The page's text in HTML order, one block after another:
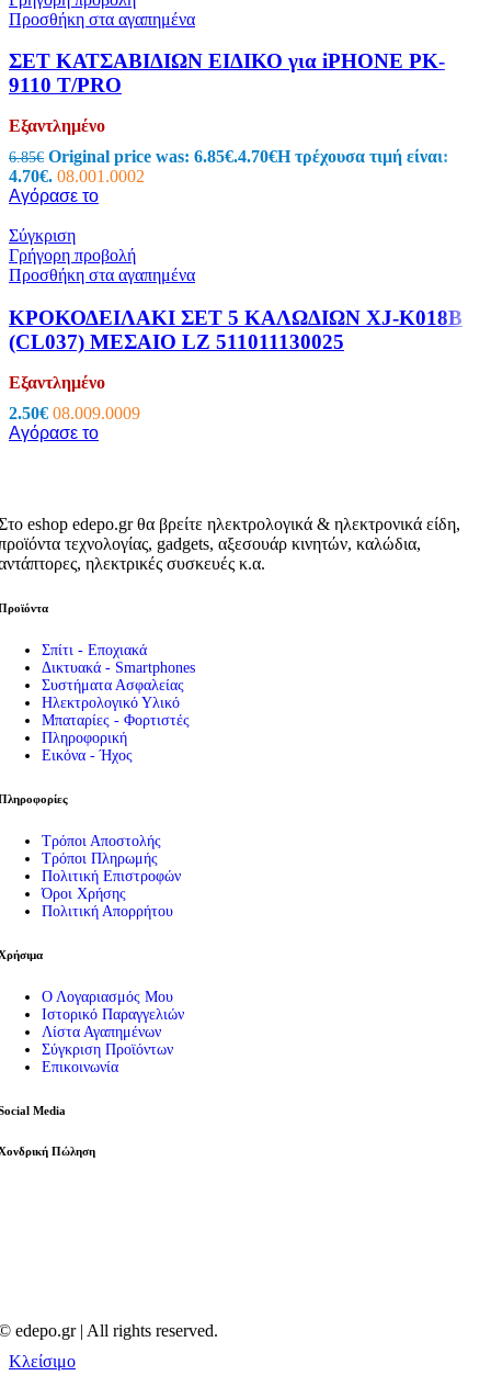
Προσθήκη στα αγαπημένα
ΣΕΤ ΚΑΤΣΑΒΙΔΙΩΝ ΕΙΔΙΚΟ για iPHONE PK-
9110 T/PRO
Εξαντλημένο
6.85€ Original price was: 6.85€.4.70€Η τρέχουσα τιμή είναι:
4.70€. 08.001.0002
Αγόρασε το
Σύγκριση
Γρήγορη προβολή
Προσθήκη στα αγαπημένα
ΚΡΟΚΟΔΕΙΛΑΚΙ ΣΕΤ 5 ΚΑΛΩΔΙΩΝ XJ-K018B
(CL037) ΜΕΣΑΙΟ LZ 511011130025
Εξαντλημένο
2.50€ 08.009.0009
Αγόρασε το
eshop edepo.gr θα βρείτε ηλεκτρολογικά & ηλεκτρονικά είδη,
τεχνολογίας, gadgets, αξεσουάρ κινητών, καλώδια,
ηλεκτρικές συσκευές κ.α.
Σπίτι - Εποχιακά
Δικτυακά - Smartphones
Συστήματα Ασφαλείας
Ηλεκτρολογικό Υλικό
Μπαταρίες - Φορτιστές
Πληροφορική
Εικόνα - Ήχος
Τρόποι Αποστολής
Τρόποι Πληρωμής
Πολιτική Επιστροφών
Όροι Χρήσης
Πολιτική Απορρήτου
Ο Λογαριασμός Μου
Ιστορικό Παραγγελιών
Λίστα Αγαπημένων
Σύγκριση Προϊόντων
Επικοινωνία
Media
Πώληση
edepo.gr | All rights reserved.
Κλείσιμο